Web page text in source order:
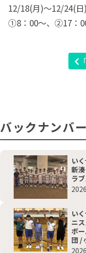
12/18(月)〜12/24(日)
①8：00〜、②17：
バックナンバー
い
新
ラ
い
ニ
ボ
団 /